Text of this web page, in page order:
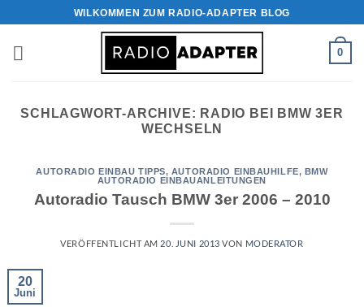
Inhalt
springen
WILKOMMEN ZUM RADIO-ADAPTER BLOG
0
SCHLAGWORT-ARCHIVE: RADIO BEI BMW 3ER
WECHSELN
AUTORADIO EINBAU TIPPS, AUTORADIO EINBAUHILFE, BMW
AUTORADIO EINBAUANLEITUNGEN
Autoradio Tausch BMW 3er 2006 – 2010
VERÖFFENTLICHT AM 20. JUNI 2013 VON MODERATOR
20
Juni